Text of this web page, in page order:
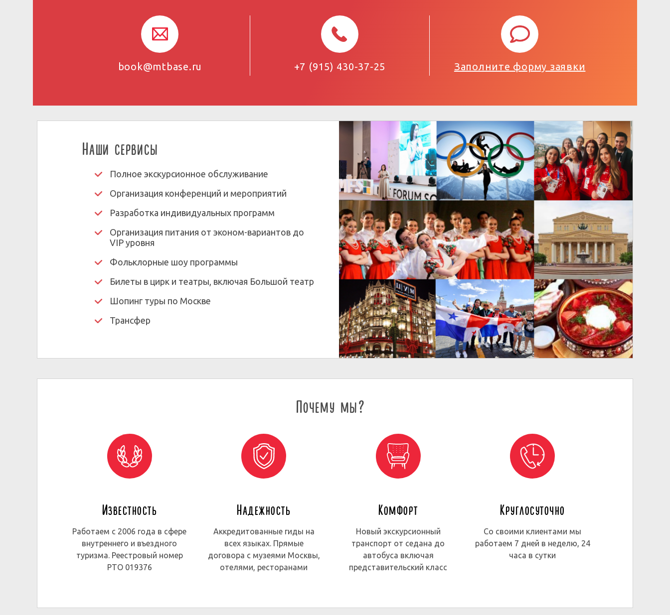
book@mtbase.ru +7 (915) 430-37-25 Заполните форму заявки
Наши сервисы
Полное экскурсионное обслуживание
Организация конференций и мероприятий
Разработка индивидуальных программ
Организация питания от эконом-вариантов до
VIP уровня
Фольклорные шоу программы
Билеты в цирк и театры, включая Большой театр
Шопинг туры по Москве
Трансфер
Почему мы?
Известность
Работаем с 2006 года в сфере
внутреннего и въездного
туризма. Реестровый номер
РТО 019376
Надежность
Аккредитованные гиды на
всех языках. Прямые
договора с музеями Москвы,
отелями, ресторанами
Комфорт
Новый экскурсионный
транспорт от седана до
автобуса включая
представительский класс
Круглосуточно
Со своими клиентами мы
работаем 7 дней в неделю, 24
часа в сутки